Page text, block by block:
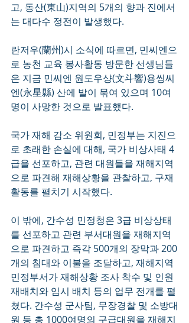
고, 동산(東山)지역의 5개의 향과 진에서
는 대다수 정전이 발생했다.
란저우(蘭州)시 소식에 따르면, 민씨엔으
로 농천 교육 봉사활동 방문한 선생님들
은 지금 민씨엔 원도우샹(文斗響)용씽씨
엔(永星縣) 산에 발이 묶여 있으며 10여
명이 사망한 것으로 발표했다.
국가 재해 감소 위원회, 민정부는 지진으
로 초래한 손실에 대해, 국가 비상사태 4
급을 선포하고, 관련 대원들을 재해지역
으로 파견해 재해상황을 관찰하고, 구재
활동를 펼치기 시작했다.
이 밖에, 간수성 민정청은 3급 비상상태
를 선포하고 관련 부서대원을 재해지역
으로 파견하고 즉각 500개의 장막과 200
개의 침대와 이불을 조달하고, 재해지역
민정부서가 재해상황 조사 착수 및 인원
재배치와 임시 배치 등의 업무 전개를 펼
쳤다. 간수성 군사팀, 무장경찰 및 소방대
원 등 총 1000여명의 구급대원을 재해지